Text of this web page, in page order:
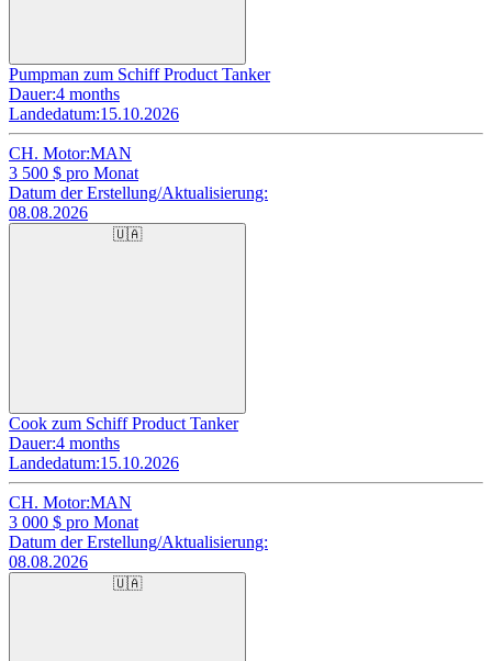
Pumpman zum Schiff Product Tanker
Dauer:4 months
Landedatum:15.10.2026
CH. Motor:MAN
3 500 $ pro Monat
Datum der Erstellung/Aktualisierung:
08.08.2026
🇺🇦
Cook zum Schiff Product Tanker
Dauer:4 months
Landedatum:15.10.2026
CH. Motor:MAN
3 000 $ pro Monat
Datum der Erstellung/Aktualisierung:
08.08.2026
🇺🇦